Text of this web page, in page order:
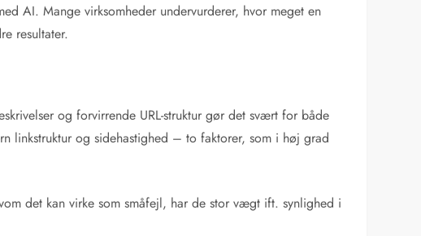
AI. Mange virksomheder undervurderer, hvor meget en
resultater.
og forvirrende URL-struktur gør det svært for både
linkstruktur og sidehastighed – to faktorer, som i høj grad
det kan virke som småfejl, har de stor vægt ift. synlighed i